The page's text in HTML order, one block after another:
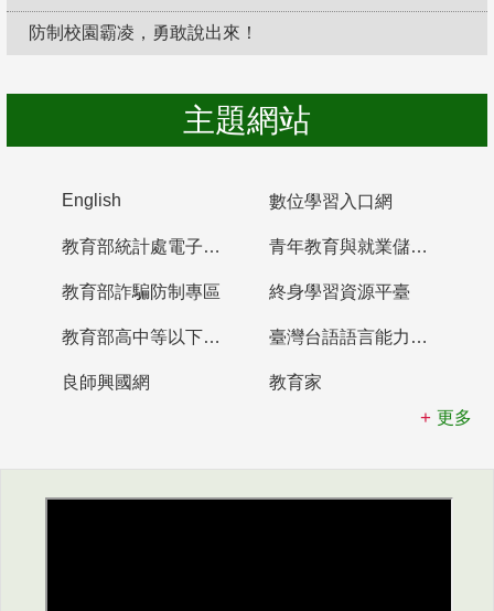
防制校園霸凌，勇敢說出來！
主題網站
English 數位學習入口網
教育部統計處電子書櫃 青年教育與就業儲蓄帳戶
教育部詐騙防制專區 終身學習資源平臺
教育部高中等以下學校及幼兒園教師資格檢定考試 臺灣台語語言能力認證網站
良師興國網
教育家
更多